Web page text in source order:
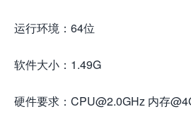
运行环境：64位
软件大小：1.49G
硬件要求：CPU@2.0GHz 内存